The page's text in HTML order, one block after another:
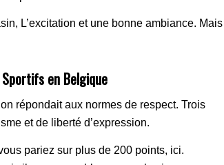
L’excitation et une bonne ambiance. Mais
en Belgique
répondait aux normes de respect. Trois
et de liberté d’expression.
pariez sur plus de 200 points, ici.